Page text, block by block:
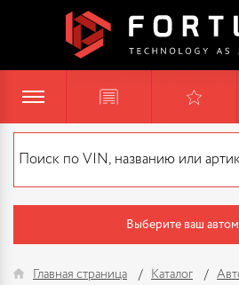
Выберите ваш
Главная страница Каталог